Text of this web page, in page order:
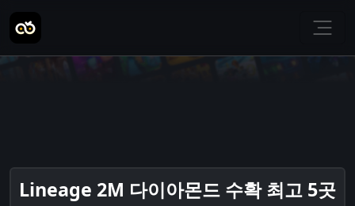
Lineage 2M 다이아몬드 수확 최고 5곳